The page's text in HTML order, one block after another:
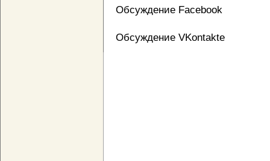
Обсуждение Facebook
Обсуждение VKontakte